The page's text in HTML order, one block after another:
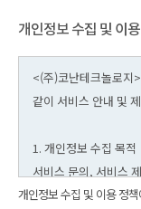
개인정보 수집 및 이용
개인정보 수집 및 이용 정